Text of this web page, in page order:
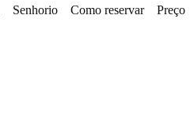
Senhorio Como reservar Preço